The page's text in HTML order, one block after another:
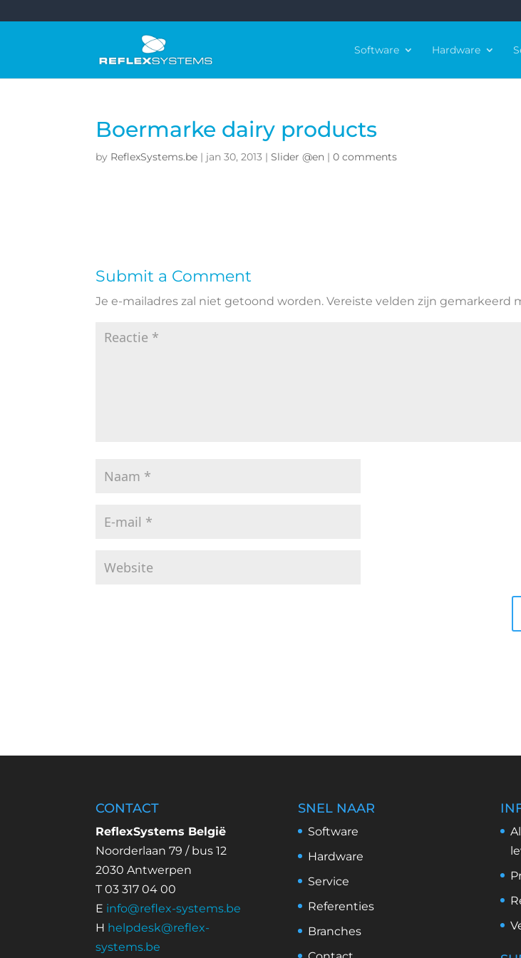
Software Hardware
Boermarke dairy products
by ReflexSystems.be | jan 30, 2013 |Slider @en |0 comments
Submit a Comment
Je e-mailadres zal niet getoond worden. Vereiste velden zijn gemarkeerd
CONTACT
ReflexSystems België
Noorderlaan 79 / bus 12
2030 Antwerpen
T 03 317 04 00
E info@reflex-systems.be
H helpdesk@reflex-
systems.be
SNEL NAAR
Software
Hardware
Service
Referenties
Branches